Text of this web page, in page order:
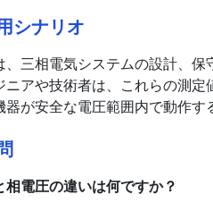
シナリオ
、三相電気システムの設計、
ニアや技術者は、これらの測
が安全な電圧範囲内で動作す
相電圧の違いは何ですか？